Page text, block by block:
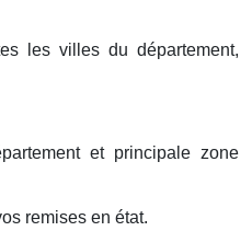
les villes du département,
et principale zone
remises en état.